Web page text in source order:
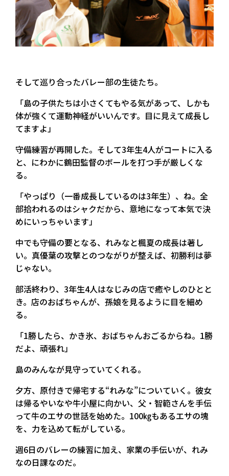
そして巡り合ったバレー部の生徒たち。
「島の子供たちは小さくてもやる気があって、しかも
体が強くて運動神経がいいんです。目に見えて成長し
てますよ」
守備練習が再開した。そして3年生4人がコートに入る
と、にわかに鶴田監督のボールを打つ手が厳しくな
る。
「やっぱり（一番成長しているのは3年生）、ね。全
部拾われるのはシャクだから、意地になって本気で決
めにいっちゃいます」
中でも守備の要となる、れみなと楓夏の成長は著し
い。真優葉の攻撃とのつながりが整えば、初勝利は夢
じゃない。
部活終わり、3年生4人はなじみの店で癒やしのひとと
き。店のおばちゃんが、孫娘を見るように目を細め
る。
「1勝したら、かき氷、おばちゃんおごるからね。1勝
だよ、頑張れ」
島のみんなが見守っていてくれる。
夕方、原付きで帰宅する“れみな”についていく。彼女
は帰るやいなや牛小屋に向かい、父・智範さんを手伝
って牛のエサの世話を始めた。100㎏もあるエサの塊
を、力を込めて転がしている。
週6日のバレーの練習に加え、家業の手伝いが、れみ
なの日課なのだ。